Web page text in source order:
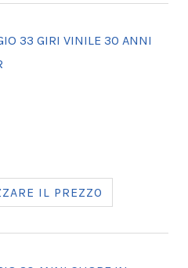
33 GIRI VINILE 30 ANNI
IL PREZZO